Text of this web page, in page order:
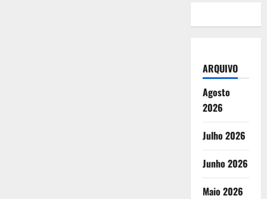
ARQUIVO
Agosto
2026
Julho 2026
Junho 2026
Maio 2026